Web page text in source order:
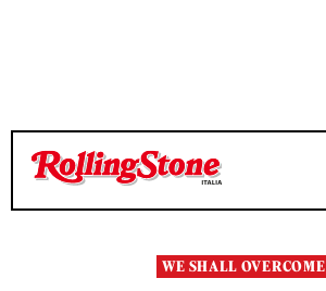
TEMPO DI LETTURA 4 MINUTI
TEMPO DI LETTURA 4 MINUTI
WE SHALL OVERCOME